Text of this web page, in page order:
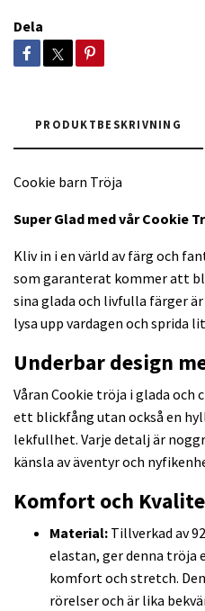
Dela
PRODUKTBESKRIVNING
Cookie barn Tröja
Super Glad med vår Cookie
Kliv in i en värld av färg och
som garanterat kommer att
sina glada och livfulla färger
lysa upp vardagen och sprida
Underbar design
Våran Cookie tröja i glada och
ett blickfång utan också en
lekfullhet. Varje detalj är
känsla av äventyr och
Komfort och
Material: Tillverkad av
elastan, ger denna tröja
komfort och stretch.
rörelser och är lika